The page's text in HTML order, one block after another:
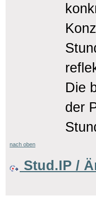
Die
der
nach oben
Stud.IP /